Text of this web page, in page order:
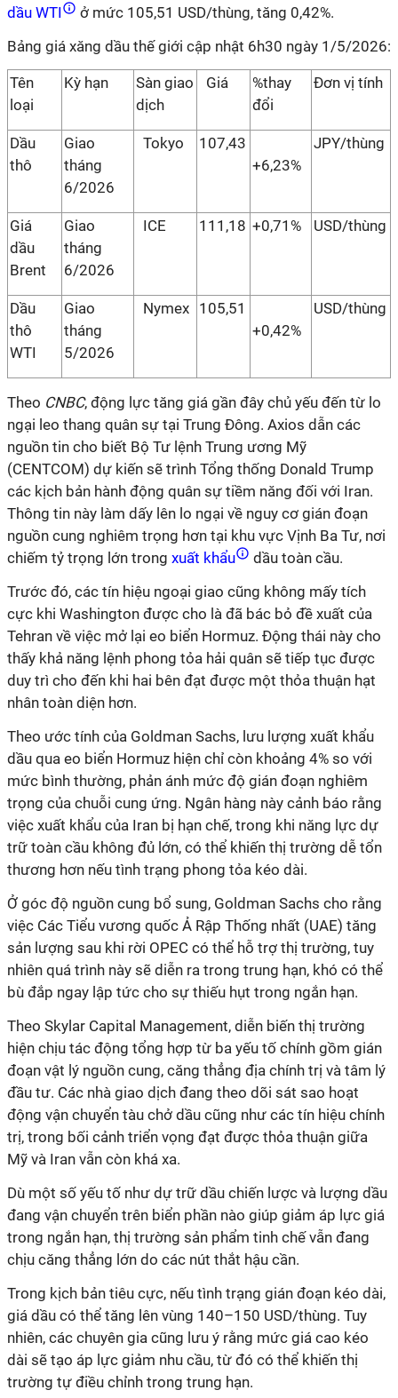
dầu WTI
ở mức 105,51 USD/thùng, tăng 0,42%.
Bảng giá xăng dầu thế giới cập nhật 6h30 ngày 1/5/2026:
Tên
loại
Kỳ hạn
Sàn giao
dịch
Giá
%thay
đổi
Đơn vị tính
Dầu
thô
Giao
tháng
6/2026
Tokyo
107,43
+6,23%
JPY/thùng
Giá
dầu
Brent
Giao
tháng
6/2026
ICE 111,18 +0,71% USD/thùng
Dầu
thô
WTI
Giao
tháng
5/2026
Nymex 105,51
+0,42%
USD/thùng
Theo CNBC, động lực tăng giá gần đây chủ yếu đến từ lo
ngại leo thang quân sự tại Trung Đông. Axios dẫn các
nguồn tin cho biết Bộ Tư lệnh Trung ương Mỹ
(CENTCOM) dự kiến sẽ trình Tổng thống Donald Trump
các kịch bản hành động quân sự tiềm năng đối với Iran.
Thông tin này làm dấy lên lo ngại về nguy cơ gián đoạn
nguồn cung nghiêm trọng hơn tại khu vực Vịnh Ba Tư, nơi
chiếm tỷ trọng lớn trong xuất khẩu
dầu toàn cầu.
Trước đó, các tín hiệu ngoại giao cũng không mấy tích
cực khi Washington được cho là đã bác bỏ đề xuất của
Tehran về việc mở lại eo biển Hormuz. Động thái này cho
thấy khả năng lệnh phong tỏa hải quân sẽ tiếp tục được
duy trì cho đến khi hai bên đạt được một thỏa thuận hạt
nhân toàn diện hơn.
Theo ước tính của Goldman Sachs, lưu lượng xuất khẩu
dầu qua eo biển Hormuz hiện chỉ còn khoảng 4% so với
mức bình thường, phản ánh mức độ gián đoạn nghiêm
trọng của chuỗi cung ứng. Ngân hàng này cảnh báo rằng
việc xuất khẩu của Iran bị hạn chế, trong khi năng lực dự
trữ toàn cầu không đủ lớn, có thể khiến thị trường dễ tổn
thương hơn nếu tình trạng phong tỏa kéo dài.
Ở góc độ nguồn cung bổ sung, Goldman Sachs cho rằng
việc Các Tiểu vương quốc Ả Rập Thống nhất (UAE) tăng
sản lượng sau khi rời OPEC có thể hỗ trợ thị trường, tuy
nhiên quá trình này sẽ diễn ra trong trung hạn, khó có thể
bù đắp ngay lập tức cho sự thiếu hụt trong ngắn hạn.
Theo Skylar Capital Management, diễn biến thị trường
hiện chịu tác động tổng hợp từ ba yếu tố chính gồm gián
đoạn vật lý nguồn cung, căng thẳng địa chính trị và tâm lý
đầu tư. Các nhà giao dịch đang theo dõi sát sao hoạt
động vận chuyển tàu chở dầu cũng như các tín hiệu chính
trị, trong bối cảnh triển vọng đạt được thỏa thuận giữa
Mỹ và Iran vẫn còn khá xa.
Dù một số yếu tố như dự trữ dầu chiến lược và lượng dầu
đang vận chuyển trên biển phần nào giúp giảm áp lực giá
trong ngắn hạn, thị trường sản phẩm tinh chế vẫn đang
chịu căng thẳng lớn do các nút thắt hậu cần.
Trong kịch bản tiêu cực, nếu tình trạng gián đoạn kéo dài,
giá dầu có thể tăng lên vùng 140–150 USD/thùng. Tuy
nhiên, các chuyên gia cũng lưu ý rằng mức giá cao kéo
dài sẽ tạo áp lực giảm nhu cầu, từ đó có thể khiến thị
trường tự điều chỉnh trong trung hạn.